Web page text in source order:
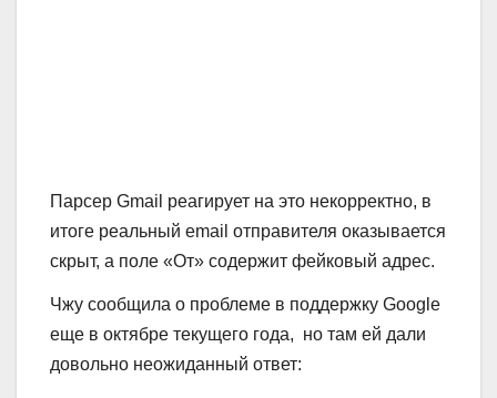
Парсер Gmail реагирует на это некорректно, в
итоге реальный email отправителя оказывается
скрыт, а поле «От» содержит фейковый адрес.
Чжу сообщила о проблеме в поддержку Google
еще в октябре текущего года, но там ей дали
довольно неожиданный ответ: